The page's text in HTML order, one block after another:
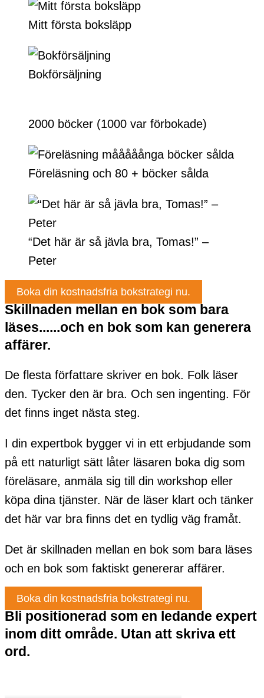
Mitt första boksläpp
Bokförsäljning
2000 böcker (1000 var förbokade)
Föreläsning och 80 + böcker sålda
“Det här är så jävla bra, Tomas!” –
Peter
Boka din kostnadsfria bokstrategi nu.
Skillnaden mellan en bok som bara
läses......och en bok som kan generera
affärer.
De flesta författare skriver en bok. Folk läser
den. Tycker den är bra. Och sen ingenting. För
det finns inget nästa steg.
I din expertbok bygger vi in ett erbjudande som
på ett naturligt sätt låter läsaren boka dig som
föreläsare, anmäla sig till din workshop eller
köpa dina tjänster. När de läser klart och tänker
det här var bra finns det en tydlig väg framåt.
Det är skillnaden mellan en bok som bara läses
och en bok som faktiskt genererar affärer.
Boka din kostnadsfria bokstrategi nu.
Bli positionerad som en ledande expert
inom ditt område. Utan att skriva ett
ord.